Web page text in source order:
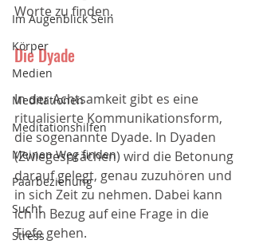
Im Augenblick Sein
Körper
Medien
Meditationen
Meditationshilfen
Meinen Weg finden
Paarbeziehung
Sucht
Stress
Worte zu finden.
Die Dyade
In der Achtsamkeit gibt es eine
ritualisierte Kommunikationsform,
die sogenannte Dyade. In Dyaden
(Zwiegesprächen) wird die Betonung
darauf gelegt, genau zuzuhören und
in sich Zeit zu nehmen. Dabei kann
ich in Bezug auf eine Frage in die
Tiefe gehen.